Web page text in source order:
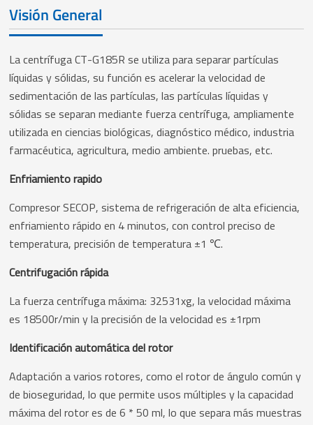
Visión General
La centrífuga CT-G185R se utiliza para separar partículas
líquidas y sólidas, su función es acelerar la velocidad de
sedimentación de las partículas, las partículas líquidas y
sólidas se separan mediante fuerza centrífuga, ampliamente
utilizada en ciencias biológicas, diagnóstico médico, industria
farmacéutica, agricultura, medio ambiente. pruebas, etc.
Enfriamiento rapido
Compresor SECOP, sistema de refrigeración de alta eficiencia,
enfriamiento rápido en 4 minutos, con control preciso de
temperatura, precisión de temperatura ±1 ℃.
Centrifugación rápida
La fuerza centrífuga máxima: 32531xg, la velocidad máxima
es 18500r/min y la precisión de la velocidad es ±1rpm
Identificación automática del rotor
Adaptación a varios rotores, como el rotor de ángulo común y
de bioseguridad, lo que permite usos múltiples y la capacidad
máxima del rotor es de 6 * 50 ml, lo que separa más muestras